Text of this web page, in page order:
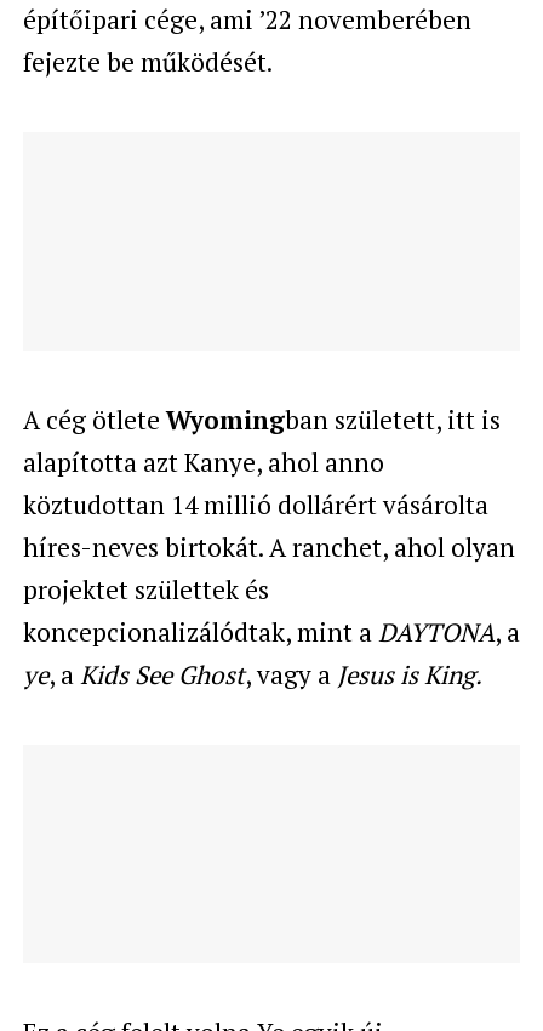
építőipari cége, ami ’22 novemberében
fejezte be működését.
A cég ötleteWyomingban született, itt is
alapította azt Kanye, ahol anno
köztudottan 14 millió dollárért vásárolta
híres-neves birtokát. A ranchet, ahol olyan
projektet születtek és
koncepcionalizálódtak, mint aDAYTONA, a
ye, aKids See Ghost, vagy a Jesus is King.